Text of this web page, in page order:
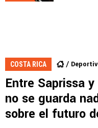
COSTA RICA
Entre Saprissa
no se guarda
sobre el futuro